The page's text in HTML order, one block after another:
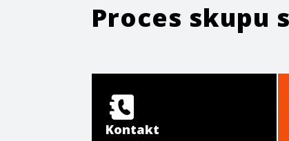
Proces skupu
Kontakt